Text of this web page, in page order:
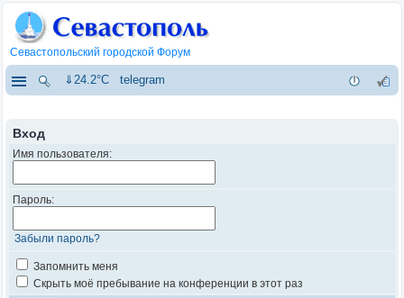
Севастопольский городской Форум
⇓24.2°C telegram
Вход
Имя пользователя:
Пароль:
Забыли пароль?
Запомнить меня
Скрыть моё пребывание на конференции в этот раз